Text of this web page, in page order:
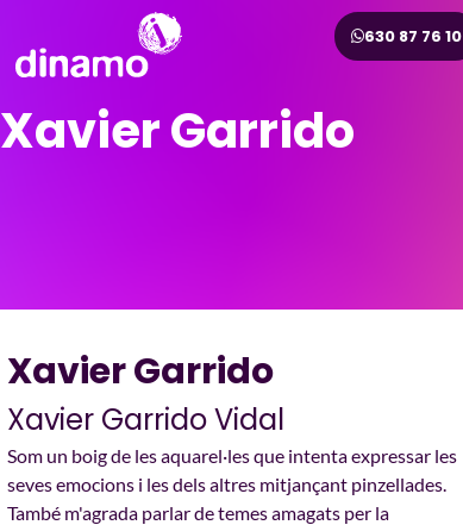
630 87 76 10
Xavier Garrido
Xavier Garrido
Xavier Garrido Vidal
Som un boig de les aquarel·les que intenta expressar les
seves emocions i les dels altres mitjançant pinzellades.
També m'agrada parlar de temes amagats per la